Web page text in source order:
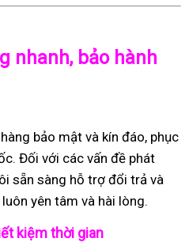
nhanh, bảo hành
bảo mật và kín đáo, phục
Đối với các vấn đề phát
sẵn sàng hỗ trợ đổi trả và
yên tâm và hài lòng.
kiệm thời gian